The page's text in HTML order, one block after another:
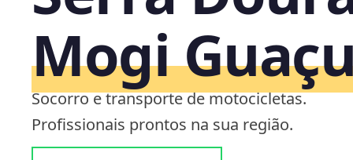
Mogi
Socorro e transporte de motocicletas.
Profissionais prontos na sua região.